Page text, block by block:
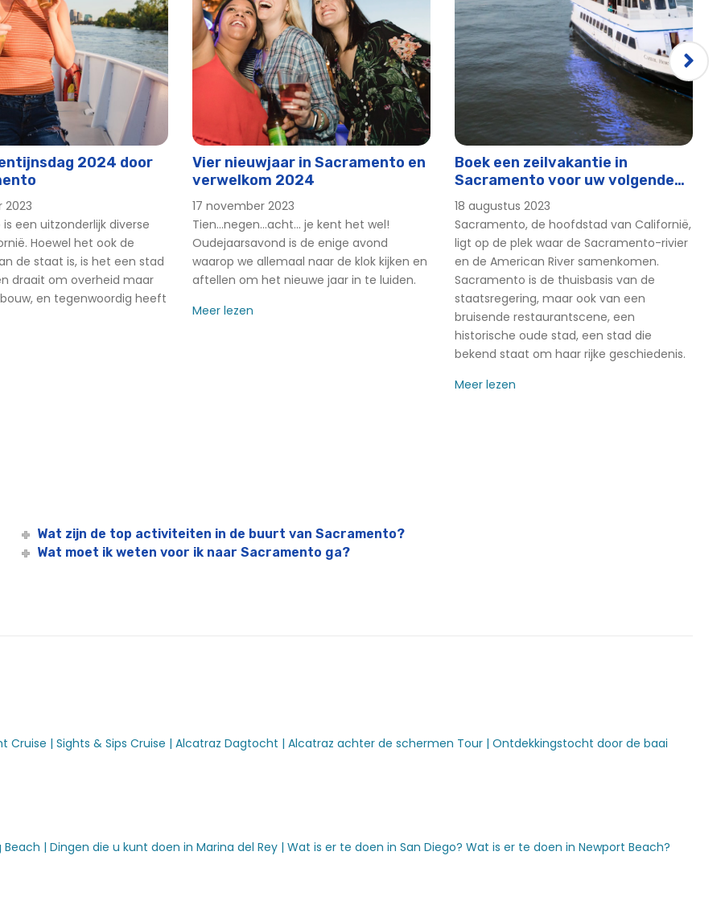
Ervaringen
| Stadscruises™
Cruises™
2024 door
2023
een uitzonderlijk diverse
Hoewel het ook de
de staat is, is het een stad
draait om overheid maar
en tegenwoordig heeft
Vier nieuwjaar in Sacramento en
verwelkom 2024
17 november 2023
Tien...negen...acht... je kent het wel!
Oudejaarsavond is de enige avond
waarop we allemaal naar de klok kijken en
aftellen om het nieuwe jaar in te luiden.
Meer lezen
Boek een zeilvakantie in
Sacramento voor uw volgende
evenement
18 augustus 2023
Sacramento, de hoofdstad van Californië,
ligt op de plek waar de Sacramento-rivier
en de American River samenkomen.
Sacramento is de thuisbasis van de
staatsregering, maar ook van een
bruisende restaurantscene, een
historische oude stad, een stad die
bekend staat om haar rijke geschiedenis.
Meer lezen
Wat zijn de top activiteiten in de buurt van Sacramento?
Wat moet ik weten voor ik naar Sacramento ga?
Cruise | Sights & Sips Cruise | Alcatraz Dagtocht | Alcatraz achter de schermen Tour | Ontdekkingstocht door de baai
Beach | Dingen die u kunt doen in Marina del Rey | Wat is er te doen in San Diego? Wat is er te doen in Newport Beach?